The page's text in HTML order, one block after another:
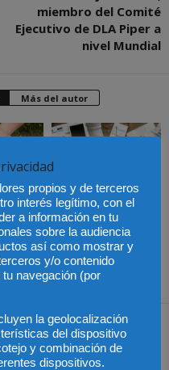
miembro del Comité
Ejecutivo de DLA Piper a
nivel Mundial
Más del autor
al
Ley de
Últimas modificaciones
en la Ley de Sociedades
de Capital
propios y de terceros
interés legítimo, con el
a información en tu
sobre la audiencia
así como mostrar y
y/o contenido
navegación (por
la geolocalización
del dispositivo
y combinación de
dispositivos.